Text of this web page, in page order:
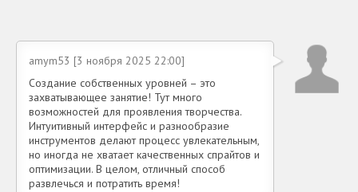
amym53 [3 ноября 2025 22:00]
Создание собственных уровней – это
захватывающее занятие! Тут много
возможностей для проявления творчества.
Интуитивный интерфейс и разнообразие
инструментов делают процесс увлекательным,
но иногда не хватает качественных спрайтов и
оптимизации. В целом, отличный способ
развлечься и потратить время!